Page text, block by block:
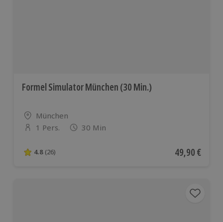
Formel Simulator München (30 Min.)
Standort
München
Anzahl der Teilnehmer
1 Pers. 30 Min
4.8 von 5 Sternen basierend auf 26 Bewertungen
4.8 (26) Aktueller
49,90 €